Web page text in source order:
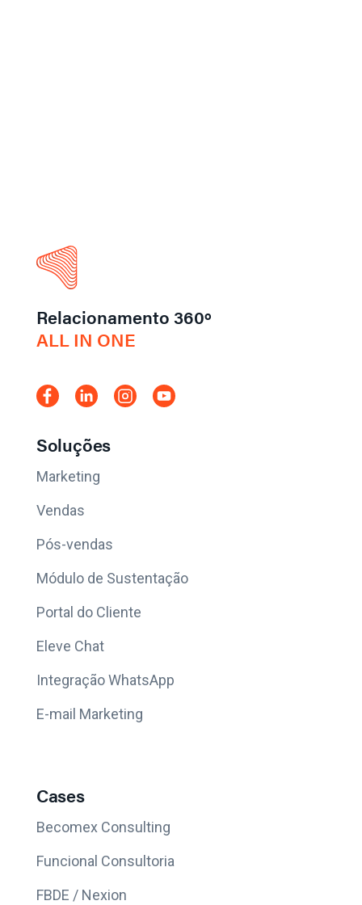
Relacionamento 360º
ALL IN ONE
Soluções
Marketing
Vendas
Pós-vendas
Módulo de Sustentação
Portal do Cliente
Eleve Chat
Integração WhatsApp
E-mail Marketing
Cases
Becomex Consulting
Funcional Consultoria
FBDE / Nexion